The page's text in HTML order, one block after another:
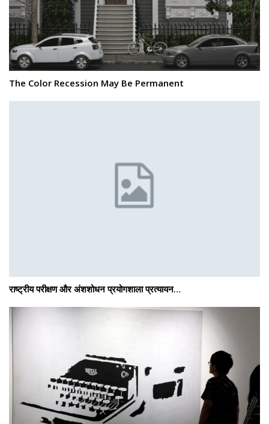
The Color Recession May Be Permanent
राष्ट्रीय परीक्षण और अंशशोधन प्रयोगशाला प्रत्यायन…